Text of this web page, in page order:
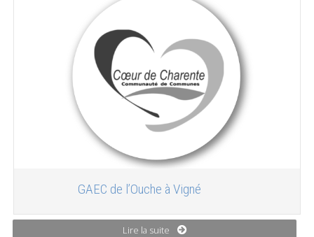
GAEC de l’Ouche à Vigné
Lire la suite